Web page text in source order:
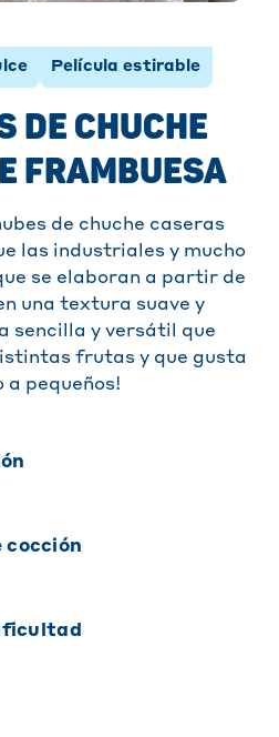
Película estirable
DE CHUCHE
FRAMBUESA
de chuche caseras
las industriales y mucho
se elaboran a partir de
una textura suave y
sencilla y versátil que
frutas y que gusta
pequeños!
cocción